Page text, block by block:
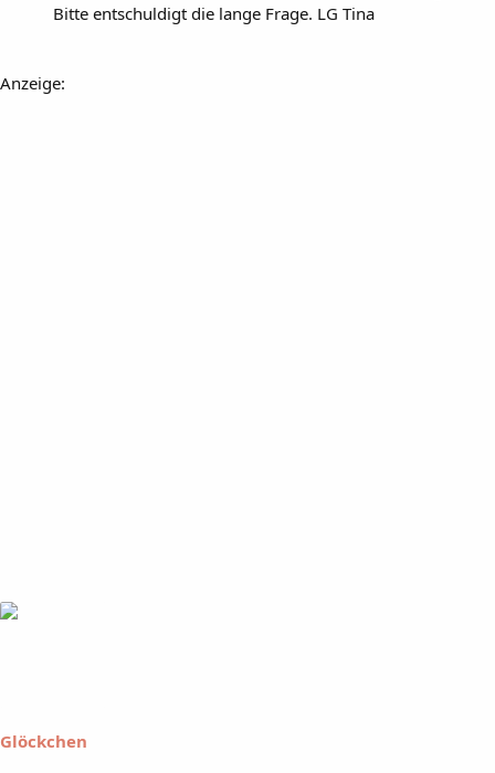
Bitte entschuldigt die lange Frage. LG Tina
Anzeige:
Glöckchen